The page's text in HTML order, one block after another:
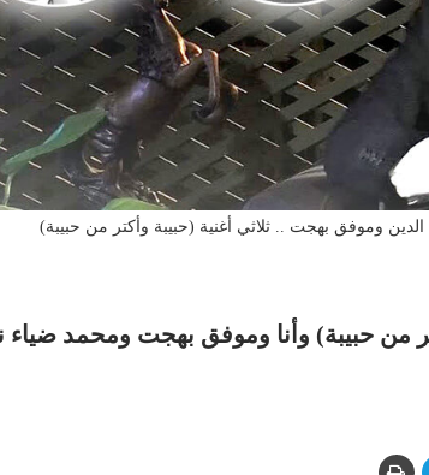
وموفق بهجت .. ثلاثي أغنية (حبيبة وأكتر من حبيبة)
من حبيبة) وأنا وموفق بهجت ومحمد
ورومانسية (عفاف راضي) في غناء (الذكريات)
حضورها الراقي من جديد